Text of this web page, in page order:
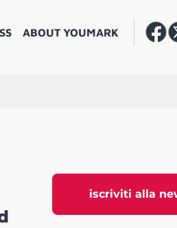
ABOUT YOUMARK
iscriviti alla